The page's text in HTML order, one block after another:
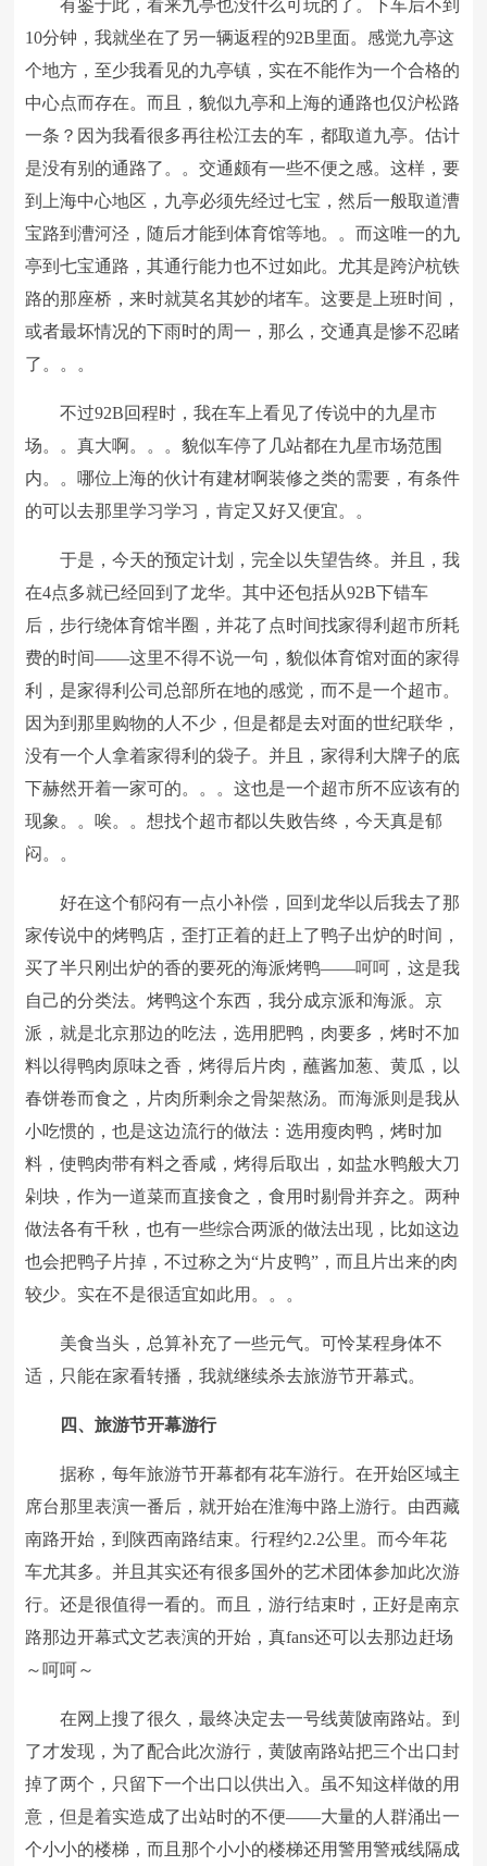
有鉴于此，看来九亭也没什么可玩的了。下车后不到
10分钟，我就坐在了另一辆返程的92B里面。感觉九亭这
个地方，至少我看见的九亭镇，实在不能作为一个合格的
中心点而存在。而且，貌似九亭和上海的通路也仅沪松路
一条？因为我看很多再往松江去的车，都取道九亭。估计
是没有别的通路了。。交通颇有一些不便之感。这样，要
到上海中心地区，九亭必须先经过七宝，然后一般取道漕
宝路到漕河泾，随后才能到体育馆等地。。而这唯一的九
亭到七宝通路，其通行能力也不过如此。尤其是跨沪杭铁
路的那座桥，来时就莫名其妙的堵车。这要是上班时间，
或者最坏情况的下雨时的周一，那么，交通真是惨不忍睹
了。。。
不过92B回程时，我在车上看见了传说中的九星市
场。。真大啊。。。貌似车停了几站都在九星市场范围
内。。哪位上海的伙计有建材啊装修之类的需要，有条件
的可以去那里学习学习，肯定又好又便宜。。
于是，今天的预定计划，完全以失望告终。并且，我
在4点多就已经回到了龙华。其中还包括从92B下错车
后，步行绕体育馆半圈，并花了点时间找家得利超市所耗
费的时间——这里不得不说一句，貌似体育馆对面的家得
利，是家得利公司总部所在地的感觉，而不是一个超市。
因为到那里购物的人不少，但是都是去对面的世纪联华，
没有一个人拿着家得利的袋子。并且，家得利大牌子的底
下赫然开着一家可的。。。这也是一个超市所不应该有的
现象。。唉。。想找个超市都以失败告终，今天真是郁
闷。。
好在这个郁闷有一点小补偿，回到龙华以后我去了那
家传说中的烤鸭店，歪打正着的赶上了鸭子出炉的时间，
买了半只刚出炉的香的要死的海派烤鸭——呵呵，这是我
自己的分类法。烤鸭这个东西，我分成京派和海派。京
派，就是北京那边的吃法，选用肥鸭，肉要多，烤时不加
料以得鸭肉原味之香，烤得后片肉，蘸酱加葱、黄瓜，以
春饼卷而食之，片肉所剩余之骨架熬汤。而海派则是我从
小吃惯的，也是这边流行的做法：选用瘦肉鸭，烤时加
料，使鸭肉带有料之香咸，烤得后取出，如盐水鸭般大刀
剁块，作为一道菜而直接食之，食用时剔骨并弃之。两种
做法各有千秋，也有一些综合两派的做法出现，比如这边
也会把鸭子片掉，不过称之为“片皮鸭”，而且片出来的肉
较少。实在不是很适宜如此用。。。
美食当头，总算补充了一些元气。可怜某程身体不
适，只能在家看转播，我就继续杀去旅游节开幕式。
四、旅游节开幕游行
据称，每年旅游节开幕都有花车游行。在开始区域主
席台那里表演一番后，就开始在淮海中路上游行。由西藏
南路开始，到陕西南路结束。行程约2.2公里。而今年花
车尤其多。并且其实还有很多国外的艺术团体参加此次游
行。还是很值得一看的。而且，游行结束时，正好是南京
路那边开幕式文艺表演的开始，真fans还可以去那边赶场
～呵呵～
在网上搜了很久，最终决定去一号线黄陂南路站。到
了才发现，为了配合此次游行，黄陂南路站把三个出口封
掉了两个，只留下一个出口以供出入。虽不知这样做的用
意，但是着实造成了出站时的不便——大量的人群涌出一
个小小的楼梯，而且那个小小的楼梯还用警用警戒线隔成